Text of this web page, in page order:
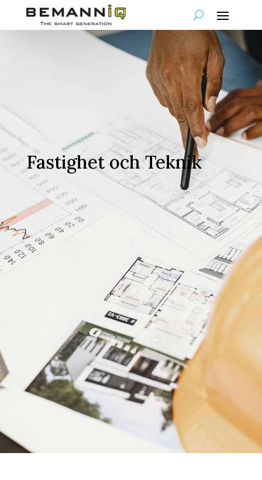
Fastighet och Teknik